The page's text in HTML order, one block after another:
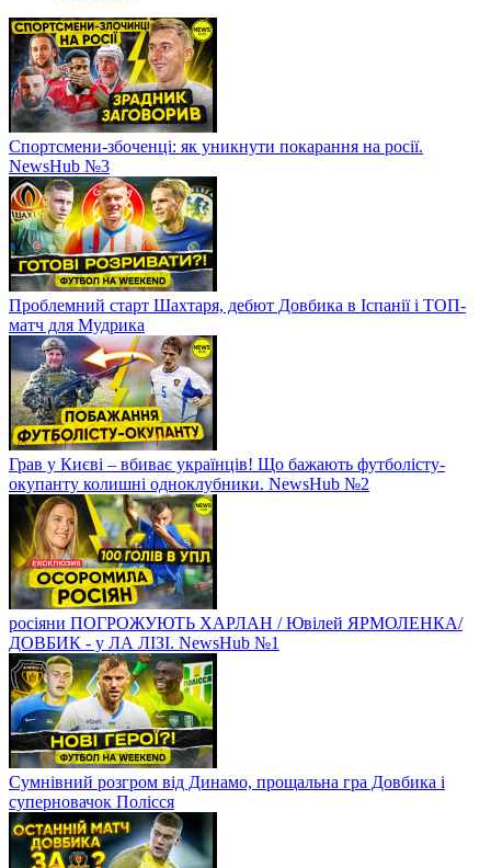
Спортсмени-збоченці: як уникнути покарання на росії.
NewsHub №3
Проблемний старт Шахтаря, дебют Довбика в Іспанії і ТОП-
матч для Мудрика
Грав у Києві – вбиває українців! Що бажають футболісту-
окупанту колишні одноклубники. NewsHub №2
росіяни ПОГРОЖУЮТЬ ХАРЛАН / Ювілей ЯРМОЛЕНКА/
ДОВБИК - у ЛА ЛІЗІ. NewsHub №1
Сумнівний розгром від Динамо, прощальна гра Довбика і
суперновачок Полісся